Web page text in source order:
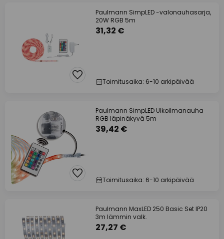
Paulmann SimpLED -valonauhasarja,
20W RGB 5m
31,32 €
Toimitusaika: 6-10 arkipäivää
Paulmann SimpLED Ulkoilmanauha
RGB läpinäkyvä 5m
39,42 €
Toimitusaika: 6-10 arkipäivää
Paulmann MaxLED 250 Basic Set IP20
3m lämmin valk.
27,27 €